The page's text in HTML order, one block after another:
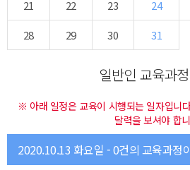
21
22 23 24
28
29 30 31
일반인 교육과
※ 아래 일정은 교육이 시행되는 일자입니
달력을 보셔야 합
2020.10.13 화요일 - 0건의 교육과정